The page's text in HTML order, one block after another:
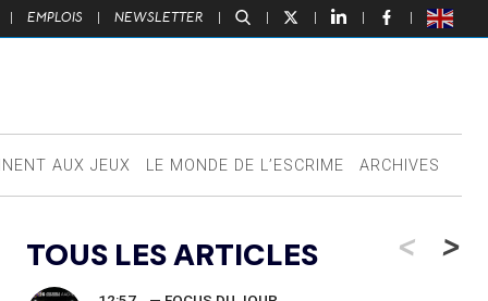
| EMPLOIS | NEWSLETTER | | | | |
AUX JEUX LE MONDE DE L’ESCRIME ARCHIVES
TOUS LES ARTICLES < >